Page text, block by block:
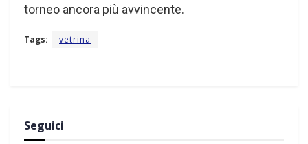
torneo ancora più avvincente.
Tags: vetrina
Seguici